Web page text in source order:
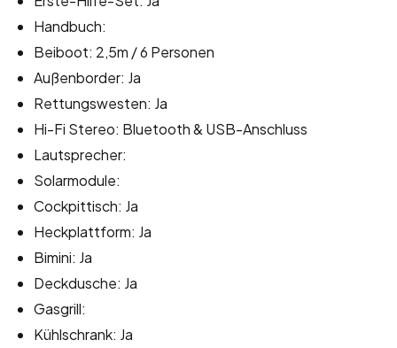
Handbuch:
Beiboot: 2,5m / 6 Personen
Außenborder: Ja
Rettungswesten: Ja
Hi-Fi Stereo: Bluetooth & USB-Anschluss
Lautsprecher:
Solarmodule:
Cockpittisch: Ja
Heckplattform: Ja
Bimini: Ja
Deckdusche: Ja
Gasgrill:
Kühlschrank: Ja